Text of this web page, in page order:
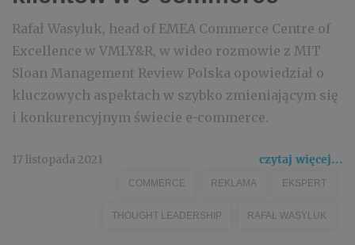
Rafał Wasyluk, head of EMEA Commerce Centre of
Excellence w VMLY&R, w wideo rozmowie z MIT
Sloan Management Review Polska opowiedział o
kluczowych aspektach w szybko zmieniającym się
i konkurencyjnym świecie e-commerce.
17 listopada 2021 czytaj więcej...
COMMERCE REKLAMA EKSPERT
THOUGHT LEADERSHIP RAFAŁ WASYLUK